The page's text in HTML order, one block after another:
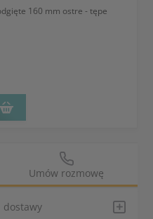
160 mm ostre - tępe
Umów rozmowę
dostawy